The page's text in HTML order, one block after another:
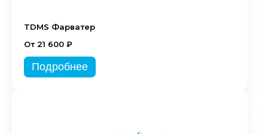
TDMS Фарватер
От 21 600 ₽
Подробнее